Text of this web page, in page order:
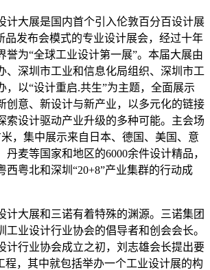
大展是国内首个引入伦敦百分百设计展
品发布会模式的专业设计展会，经过十年
誉为“全球工业设计第一展”。本届大展由
、深圳市工业和信息化局组织、深圳市工
，以“设计重启.共生”为主题，全面展示
创意、新设计与新产业，以多元化的链接
索设计驱动产业升级的多种可能。主会场
，集中展示来自日本、德国、美国、意
丹麦等国家和地区的6000余件设计精品，
西粤北和深圳“20+8”产业集群的行动成
大展和三诺有着特殊的渊源。三诺集团
工业设计行业协会的倡导者和创会会长。
计行业协会成立之初，刘志雄会长提出要
程，其中就包括举办一个工业设计展的构